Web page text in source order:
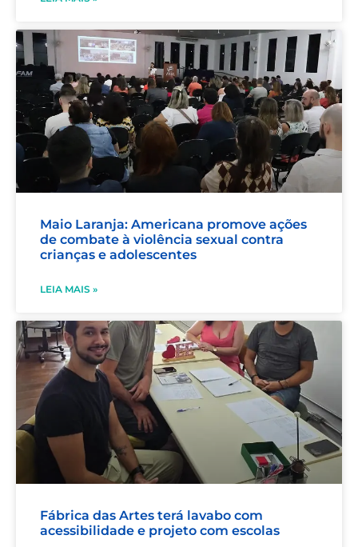
Maio Laranja: Americana promove ações
de combate à violência sexual contra
crianças e adolescentes
LEIA MAIS »
Fábrica das Artes terá lavabo com
acessibilidade e projeto com escolas